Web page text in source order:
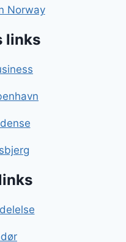
Norway
links